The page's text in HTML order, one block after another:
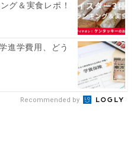
グ＆実食レポ！
進学費用、どう
Recommended by